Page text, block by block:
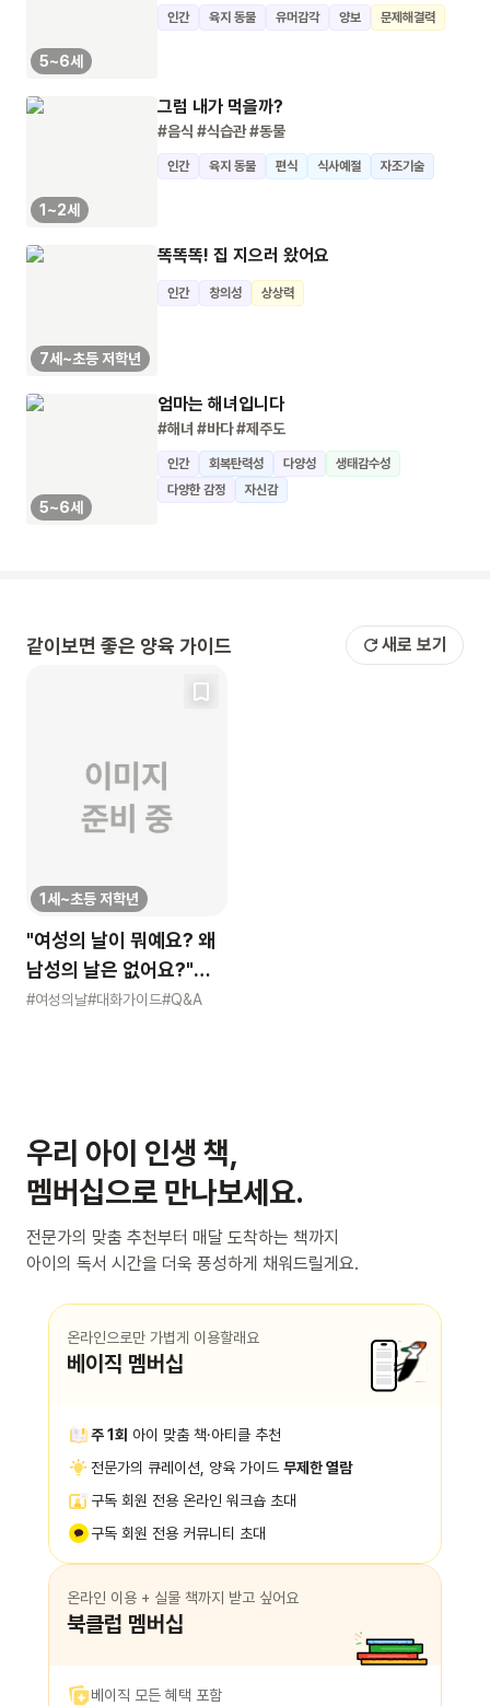
5~6세
인간 육지 동물 유머감각 양보 문제해결력
1~2세
그럼 내가 먹을까?
#음식 #식습관#동물
인간 육지 동물 편식 식사예절 자조기술
7세~초등 저학년
똑똑똑! 집 지으러 왔어요
인간 창의성 상상력
5~6세
엄마는 해녀입니다
#해녀 #바다#제주도
인간 회복탄력성 다양성
생태감수성
다양한 감정
자신감
같이보면 좋은 양육 가이드 새로 보기
1세~초등 저학년
"여성의 날이 뭐예요? 왜
남성의 날은 없어요?"
묻는 어린이에게 이렇게
#여성의날#대화가이드#Q&A
우리 아이 인생 책,
멤버십으로 만나보세요.
전문가의 맞춤 추천부터 매달 도착하는 책까지
아이의 독서 시간을 더욱 풍성하게 채워드릴게요.
온라인으로만 가볍게 이용할래요
베이직 멤버십
주 1회 아이 맞춤 책·아티클 추천
전문가의 큐레이션, 양육 가이드 무제한 열람
구독 회원 전용 온라인 워크숍 초대
구독 회원 전용 커뮤니티 초대
온라인 이용 + 실물 책까지 받고 싶어요
북클럽 멤버십
베이직 모든 혜택 포함